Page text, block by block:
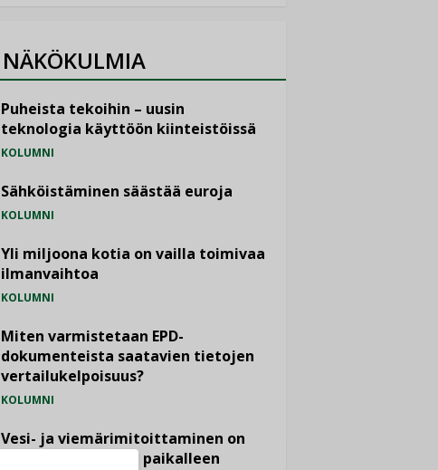
NÄKÖKULMIA
Puheista tekoihin – uusin
teknologia käyttöön kiinteistöissä
KOLUMNI
Sähköistäminen säästää euroja
KOLUMNI
Yli miljoona kotia on vailla toimivaa
ilmanvaihtoa
KOLUMNI
Miten varmistetaan EPD-
dokumenteista saatavien tietojen
vertailukelpoisuus?
KOLUMNI
Vesi- ja viemärimitoittaminen on
jämähtänyt ajassa paikalleen